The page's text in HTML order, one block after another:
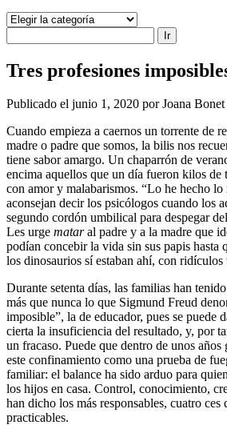
Categorías
Tres profesiones
Publicado el junio 1, 2020 por Joana Bonet
Cuando empieza a caernos un torrente de
madre o padre que somos, la bilis nos
tiene sabor amargo. Un chaparrón de
encima aquellos que un día fueron kilos de
con amor y malabarismos. “Lo he hecho lo
aconsejan decir los psicólogos cuando los
segundo cordón umbilical para despegar
Les urge mataral padre y a la madre que
podían concebir la vida sin sus papis hasta
los dinosaurios sí estaban ahí, con ridículos
Durante setenta días, las familias han
más que nunca lo que Sigmund Freud
imposible”, la de educador, pues se puede
cierta la insuficiencia del resultado, y, por
un fracaso. Puede que dentro de unos años
este confinamiento como una prueba de
familiar: el balance ha sido arduo para
los hijos en casa. Control, conocimiento,
han dicho los más responsables, cuatro ces
practicables.